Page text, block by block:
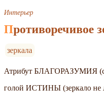
Интерьер
Противоречивое
зеркала
Атрибут БЛАГОРАЗУМИЯ (со
голой ИСТИНЫ (зеркало не